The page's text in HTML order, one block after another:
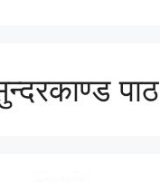
पाठ